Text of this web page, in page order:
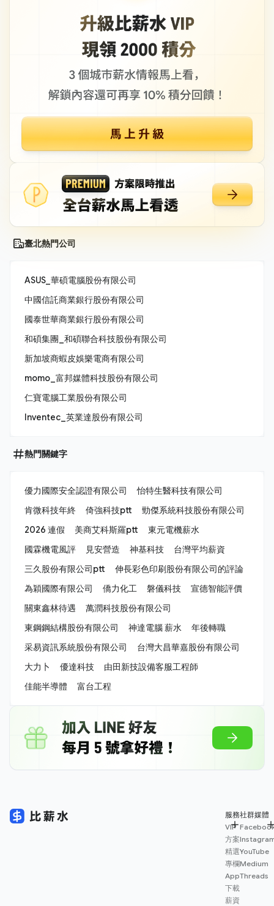
臺北熱門公司
ASUS_華碩電腦股份有限公司
中國信託商業銀行股份有限公司
國泰世華商業銀行股份有限公司
和碩集團_和碩聯合科技股份有限公司
新加坡商蝦皮娛樂電商有限公司
momo_富邦媒體科技股份有限公司
仁寶電腦工業股份有限公司
Inventec_英業達股份有限公司
熱門關鍵字
優力國際安全認證有限公司
怡特生醫科技有限公司
肯微科技年終
倚強科技ptt
勁傑系統科技股份有限公司
2026 連假
美商艾科斯羅ptt
東元電機薪水
國霖機電風評
見安營造 神基科技
台灣平均薪資
三久股份有限公司ptt
伸長彩色印刷股份有限公司的評論
為穎國際有限公司
僑力化工 磐儀科技
宣德智能評價
關東鑫林待遇
萬潤科技股份有限公司
東鋼鋼結構股份有限公司
神達電腦 薪水
年後轉職
采易資訊系統股份有限公司
台灣大昌華嘉股份有限公司
大力卜
優達科技
由田新技設備客服工程師
佳能半導體
富台工程
服務
VIP
方案
精選
專欄
App
下載
薪資
社群媒體
YouTube
Medium
Threads